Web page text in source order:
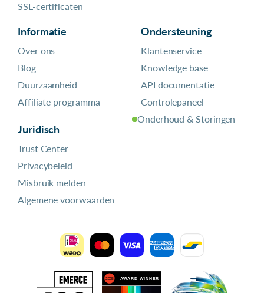
SSL-certificaten
Informatie
Over ons
Blog
Duurzaamheid
Affiliate programma
Juridisch
Trust Center
Privacybeleid
Misbruik melden
Algemene voorwaarden
Ondersteuning
Klantenservice
Knowledge base
API documentatie
Controlepaneel
Onderhoud & Storingen